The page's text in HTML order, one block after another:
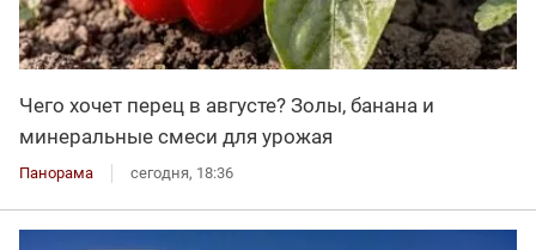
Чего хочет перец в августе? Золы, банана и
минеральные смеси для урожая
Панорама сегодня, 18:36